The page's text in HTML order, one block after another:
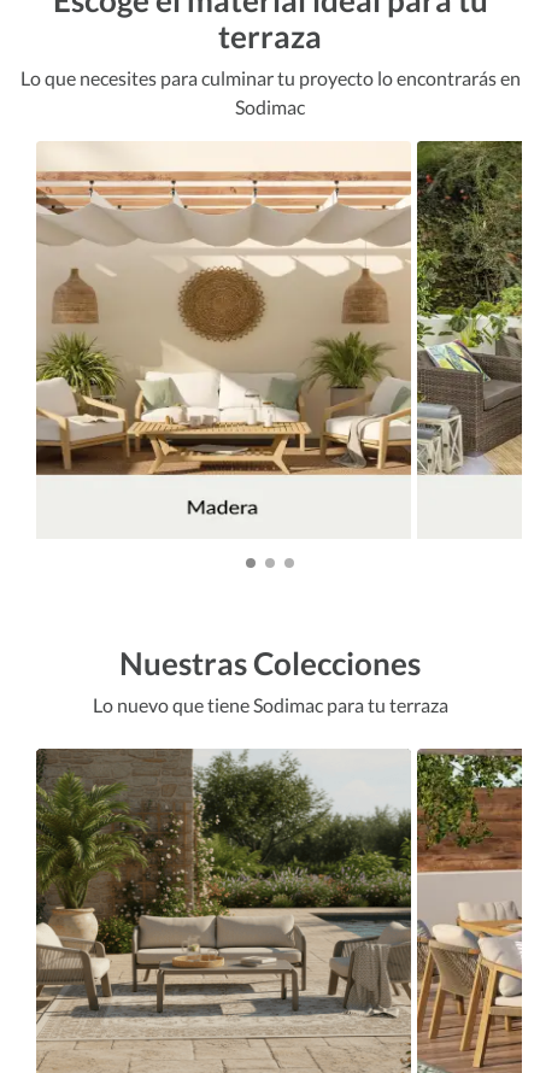
terraza
Lo que necesites para culminar tu proyecto lo encontrarás en
Sodimac
Nuestras Colecciones
Lo nuevo que tiene Sodimac para tu terraza